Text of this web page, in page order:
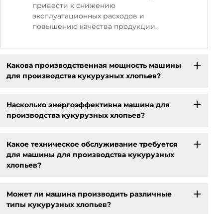
привести к снижению
эксплуатационных расходов и
повышению качества продукции.
Какова производственная мощность машины
для производства кукурузных хлопьев?
Насколько энергоэффективна машина для
производства кукурузных хлопьев?
Какое техническое обслуживание требуется
для машины для производства кукурузных
хлопьев?
Может ли машина производить различные
типы кукурузных хлопьев?